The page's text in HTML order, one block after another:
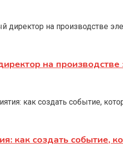
на производстве
как создать событие,